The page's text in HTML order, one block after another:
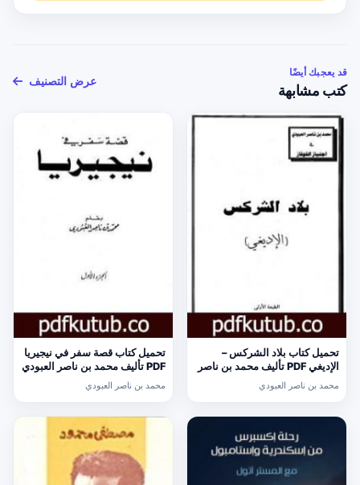
قد يعجبك أيضًا
كتب مشابهة
عرض التصنيف
تحميل كتاب بلاد الشركس –
الإديغي PDF تأليف محمد بن ناصر
العبودي مجانا [كامل]
محمد بن ناصر العبودي
تحميل كتاب قصة سفر في نيجيريا
PDF تأليف محمد بن ناصر العبودي
مجانا [كامل]
محمد بن ناصر العبودي